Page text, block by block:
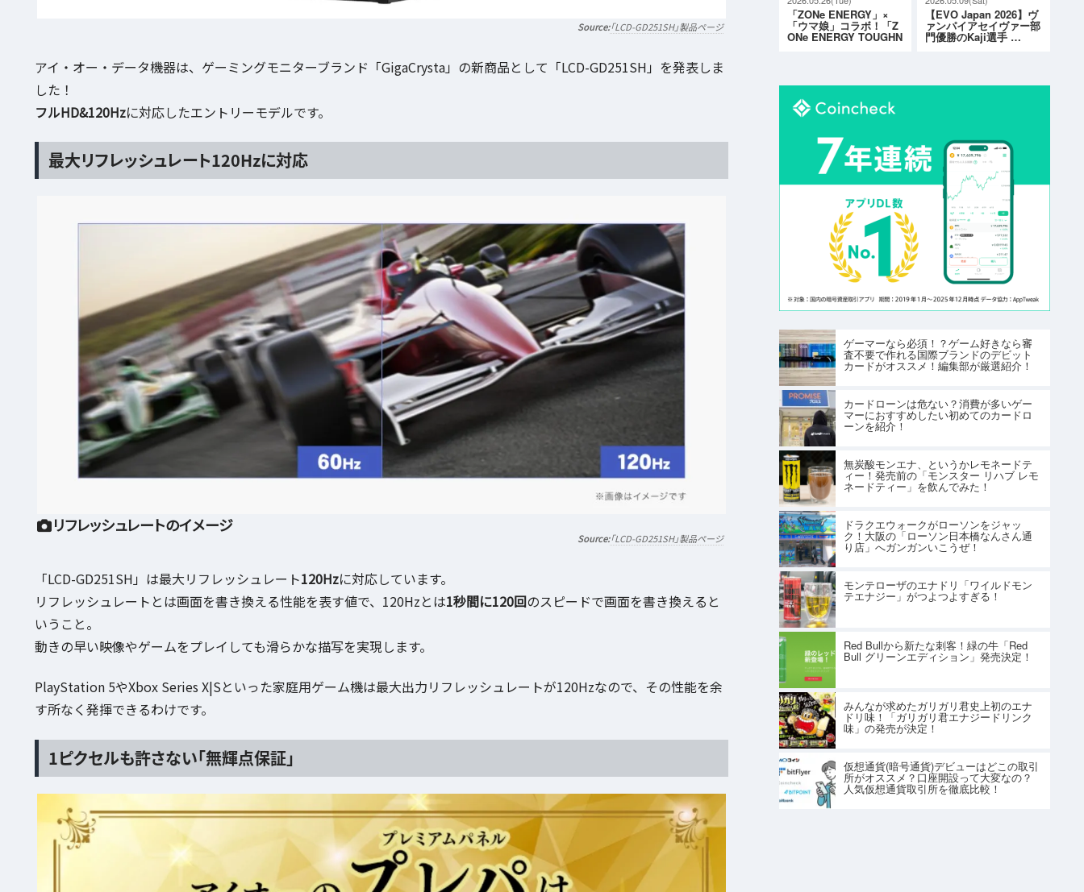
「LCD-GD251SH」製品ページ
アイ・オー・データ機器は、ゲーミングモニターブランド「GigaCrysta」の新商品として「LCD-GD251SH」を発表しま
した！
フルHD&120Hzに対応したエントリーモデルです。
最大リフレッシュレート120Hzに対応
リフレッシュレートのイメージ
「LCD-GD251SH」製品ページ
「LCD-GD251SH」は最大リフレッシュレート120Hzに対応しています。
リフレッシュレートとは画面を書き換える性能を表す値で、120Hzとは1秒間に120回のスピードで画面を書き換えると
いうこと。
動きの早い映像やゲームをプレイしても滑らかな描写を実現します。
PlayStation 5やXbox Series X|Sといった家庭用ゲーム機は最大出力リフレッシュレートが120Hzなので、その性能を余
す所なく発揮できるわけです。
1ピクセルも許さない「無輝点保証」
「ZONe ENERGY」×
「ウマ娘」コラボ！「Z
ONe ENERGY TOUGHN
【EVO Japan 2026】ヴ
ァンパイアセイヴァー部
門優勝のKaji選手 …
ゲーマーなら必須！？ゲーム好きなら審
査不要で作れる国際ブランドのデビット
カードがオススメ！編集部が厳選紹介！
カードローンは危ない？消費が多いゲー
マーにおすすめしたい初めてのカードロ
ーンを紹介！
無炭酸モンエナ、というかレモネードテ
ィー！発売前の「モンスター リハブ レモ
ネードティー」を飲んでみた！
ドラクエウォークがローソンをジャッ
ク！大阪の「ローソン日本橋なんさん通
り店」へガンガンいこうぜ！
モンテローザのエナドリ「ワイルドモン
テエナジー」がつよつよすぎる！
Red Bullから新たな刺客！緑の牛「Red
Bull グリーンエディション」発売決定！
みんなが求めたガリガリ君史上初のエナ
ドリ味！「ガリガリ君エナジードリンク
味」の発売が決定！
仮想通貨(暗号通貨)デビューはどこの取引
所がオススメ？口座開設って大変なの？
人気仮想通貨取引所を徹底比較！